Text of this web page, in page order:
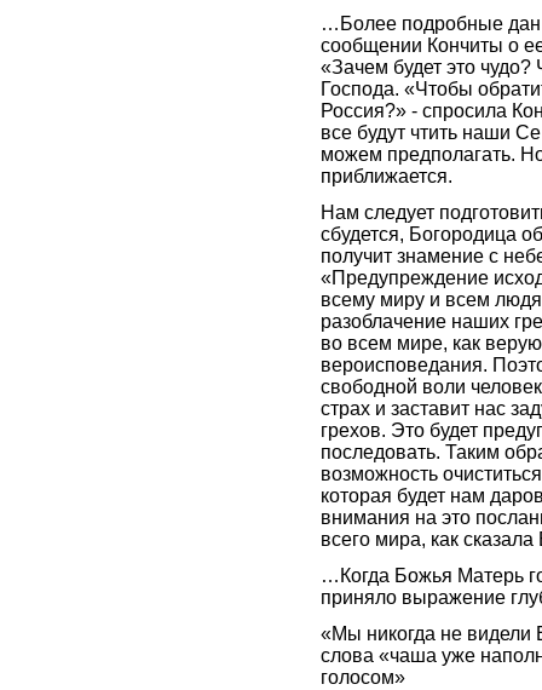
…Более подробные
сообщении Кончиты о
«Зачем будет это
Господа. «Чтобы
Россия?» - спросила
все будут чтить наши
можем предполагать.
приближается.
Нам следует
сбудется, Богородица
получит знамение с
«Предупреждение
всему миру и всем
разоблачение наших
во всем мире, как
вероисповедания.
свободной воли
страх и заставит нас
грехов. Это будет
последовать. Таким
возможность
которая будет нам
внимания на это
всего мира, как
…Когда Божья Матерь
приняло выражение
«Мы никогда не видели
слова «чаша уже
голосом»